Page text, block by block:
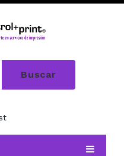
Buscar